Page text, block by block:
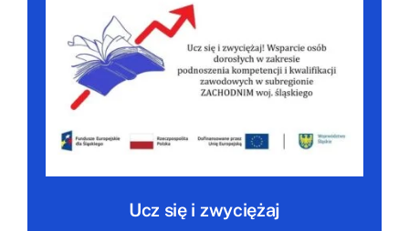
NASI EKSPERCI
GALERIA
SĄD ARBITRAŻOWY
MARKA ŚLĄSKIEUcz się i zwyciężaj